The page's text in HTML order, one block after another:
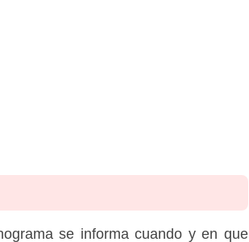
se informa cuando y en que